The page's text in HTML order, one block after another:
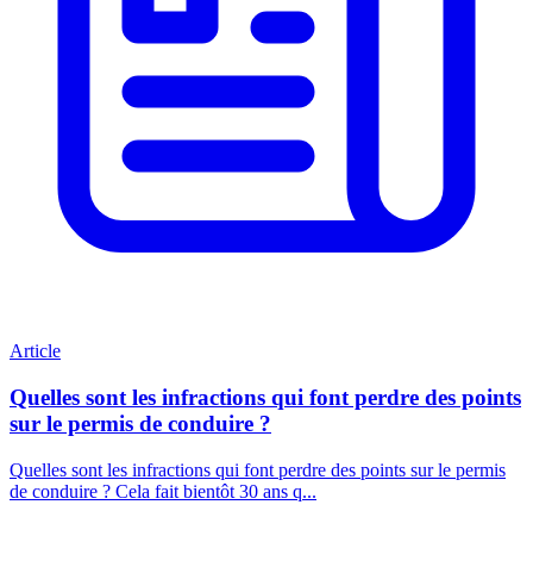
Article
Quelles sont les infractions qui font perdre des points
sur le permis de conduire ?
Quelles sont les infractions qui font perdre des points sur le permis
de conduire ? Cela fait bientôt 30 ans q...